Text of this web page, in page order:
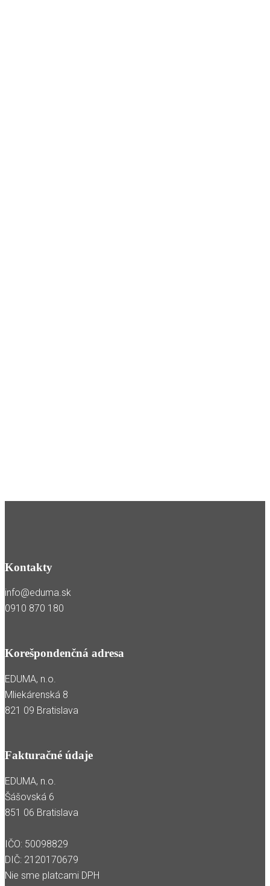
Kontakty
info@eduma.sk
0910 870 180
Korešpondenčná adresa
EDUMA, n.o.
Mliekárenská 8
821 09 Bratislava
Fakturačné údaje
EDUMA, n.o.
Šášovská 6
851 06 Bratislava
IČO: 50098829
DIČ: 2120170679
Nie sme platcami DPH